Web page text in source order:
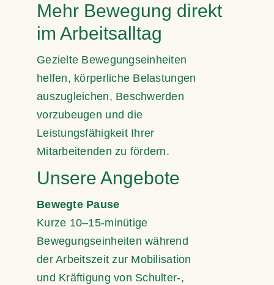
Mehr Bewegung direkt
im Arbeitsalltag
Gezielte Bewegungseinheiten
helfen, körperliche Belastungen
auszugleichen, Beschwerden
vorzubeugen und die
Leistungsfähigkeit Ihrer
Mitarbeitenden zu fördern.
Unsere Angebote
Bewegte Pause
Kurze 10–15-minütige
Bewegungseinheiten während
der Arbeitszeit zur Mobilisation
und Kräftigung von Schulter-,